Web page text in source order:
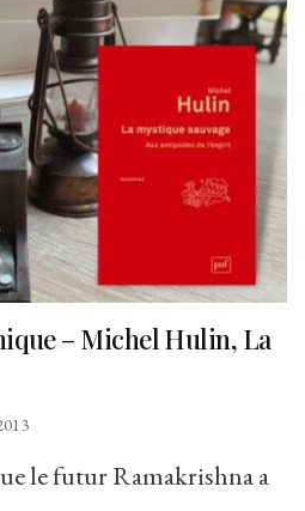
– Michel Hulin, La
le futur Ramakrishna a